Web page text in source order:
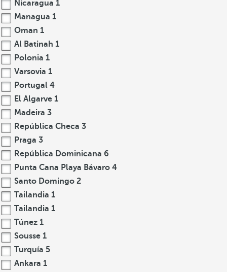
Nicaragua 1
Managua 1
Oman 1
Al Batinah 1
Polonia 1
Varsovia 1
Portugal 4
El Algarve 1
Madeira 3
República Checa 3
Praga 3
República Dominicana 6
Punta Cana Playa Bávaro 4
Santo Domingo 2
Tailandia 1
Tailandia 1
Túnez 1
Sousse 1
Turquía 5
Ankara 1